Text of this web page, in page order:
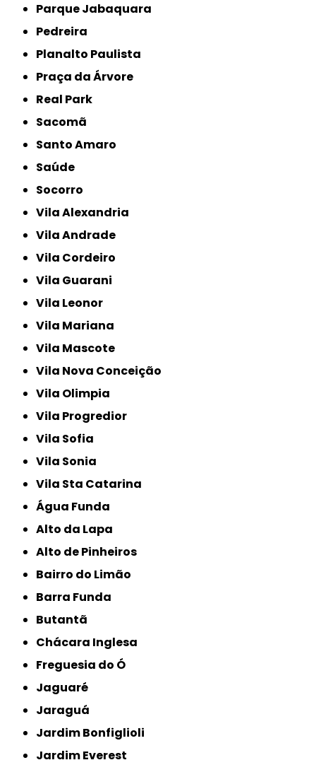
Parque Jabaquara
Pedreira
Planalto Paulista
Praça da Árvore
Real Park
Sacomã
Santo Amaro
Saúde
Socorro
Vila Alexandria
Vila Andrade
Vila Cordeiro
Vila Guarani
Vila Leonor
Vila Mariana
Vila Mascote
Vila Nova Conceição
Vila Olimpia
Vila Progredior
Vila Sofia
Vila Sonia
Vila Sta Catarina
Água Funda
Alto da Lapa
Alto de Pinheiros
Bairro do Limão
Barra Funda
Butantã
Chácara Inglesa
Freguesia do Ó
Jaguaré
Jaraguá
Jardim Bonfiglioli
Jardim Everest